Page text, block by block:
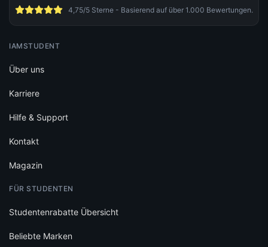
4,75/5 Sterne - Basierend auf über 1.000 Bewertungen.
IAMSTUDENT
Über uns
Karriere
Hilfe & Support
Kontakt
Magazin
FÜR STUDENTEN
Studentenrabatte Übersicht
Beliebte Marken